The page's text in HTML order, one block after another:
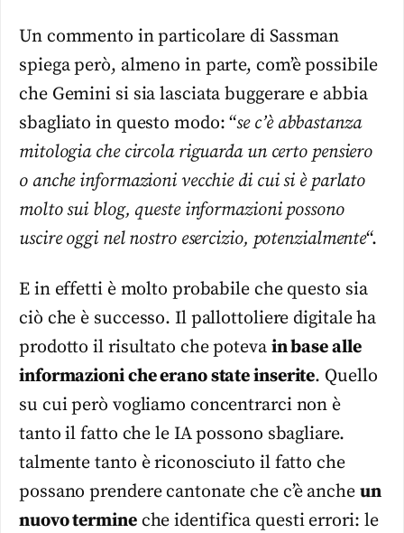
Un commento in particolare di Sassman
spiega però, almeno in parte, com’è possibile
che Gemini si sia lasciata buggerare e abbia
sbagliato in questo modo: “se c’è abbastanza
mitologia che circola riguarda un certo pensiero
o anche informazioni vecchie di cui si è parlato
molto sui blog, queste informazioni possono
uscire oggi nel nostro esercizio, potenzialmente“.
E in effetti è molto probabile che questo sia
ciò che è successo. Il pallottoliere digitale ha
prodotto il risultato che poteva in base alle
informazioni che erano state inserite. Quello
su cui però vogliamo concentrarci non è
tanto il fatto che le IA possono sbagliare.
talmente tanto è riconosciuto il fatto che
possano prendere cantonate che c’è anche un
nuovo termineche identifica questi errori: le